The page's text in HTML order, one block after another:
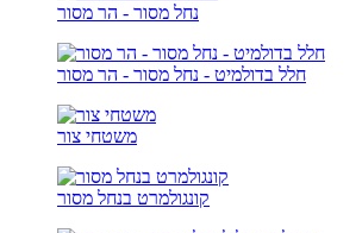
נחל מסור - הר מסור
חלל בדולמיט - נחל מסור - הר מסור
משטחי צור
קונגולמרט בנחל מסור